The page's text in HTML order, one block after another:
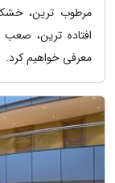
مرطوب ترین، خشک
افتاده ترین، صعب
معرفی خواهیم کرد.